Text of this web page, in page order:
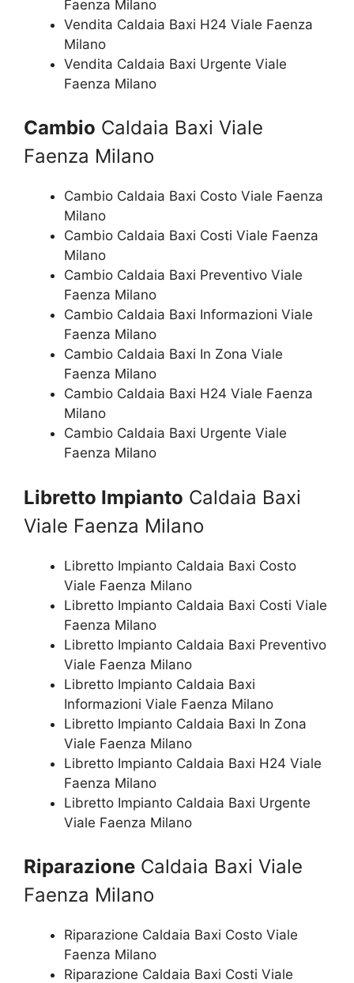
Faenza Milano
Vendita Caldaia Baxi H24 Viale Faenza
Milano
Vendita Caldaia Baxi Urgente Viale
Faenza Milano
Cambio Caldaia Baxi Viale
Faenza Milano
Cambio Caldaia Baxi Costo Viale Faenza
Milano
Cambio Caldaia Baxi Costi Viale Faenza
Milano
Cambio Caldaia Baxi Preventivo Viale
Faenza Milano
Cambio Caldaia Baxi Informazioni Viale
Faenza Milano
Cambio Caldaia Baxi In Zona Viale
Faenza Milano
Cambio Caldaia Baxi H24 Viale Faenza
Milano
Cambio Caldaia Baxi Urgente Viale
Faenza Milano
Libretto Impianto Caldaia Baxi
Viale Faenza Milano
Libretto Impianto Caldaia Baxi Costo
Viale Faenza Milano
Libretto Impianto Caldaia Baxi Costi Viale
Faenza Milano
Libretto Impianto Caldaia Baxi Preventivo
Viale Faenza Milano
Libretto Impianto Caldaia Baxi
Informazioni Viale Faenza Milano
Libretto Impianto Caldaia Baxi In Zona
Viale Faenza Milano
Libretto Impianto Caldaia Baxi H24 Viale
Faenza Milano
Libretto Impianto Caldaia Baxi Urgente
Viale Faenza Milano
Riparazione Caldaia Baxi Viale
Faenza Milano
Riparazione Caldaia Baxi Costo Viale
Faenza Milano
Riparazione Caldaia Baxi Costi Viale